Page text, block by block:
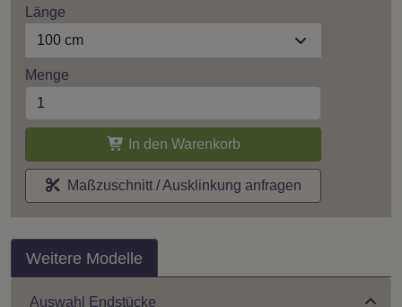
Länge
100 cm
Menge
In den Warenkorb
Maßzuschnitt / Ausklinkung anfragen
Weitere Modelle
Auswahl Endstücke